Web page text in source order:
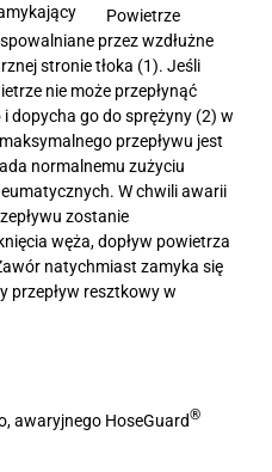
Powietrze
przez wzdłużne
stronie tłoka (1). Jeśli
nie może przepłynąć
dopycha go do sprężyny (2) w
przepływu jest
normalnemu zużyciu
W chwili awarii
zostanie
węża, dopływ powietrza
natychmiast zamyka się
przepływ resztkowy w
awaryjnego HoseGuard®